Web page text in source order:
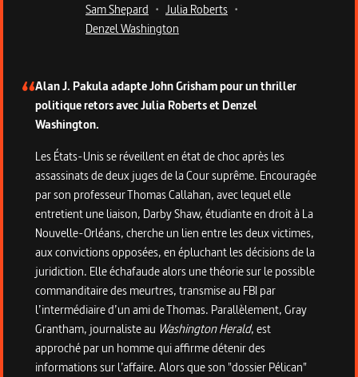
Sam Shepard • Julia Roberts •
Denzel Washington
Alan J. Pakula adapte John Grisham pour un thriller
politique retors avec Julia Roberts et Denzel
Washington.
Les États-Unis se réveillent en état de choc après les
assassinats de deux juges de la Cour suprême. Encouragée
par son professeur Thomas Callahan, avec lequel elle
entretient une liaison, Darby Shaw, étudiante en droit à La
Nouvelle-Orléans, cherche un lien entre les deux victimes,
aux convictions opposées, en épluchant les décisions de la
juridiction. Elle échafaude alors une théorie sur le possible
commanditaire des meurtres, transmise au FBI par
l’intermédiaire d’un ami de Thomas. Parallèlement, Gray
Grantham, journaliste au Washington Herald, est
approché par un homme qui affirme détenir des
informations sur l’affaire. Alors que son "dossier Pélican"